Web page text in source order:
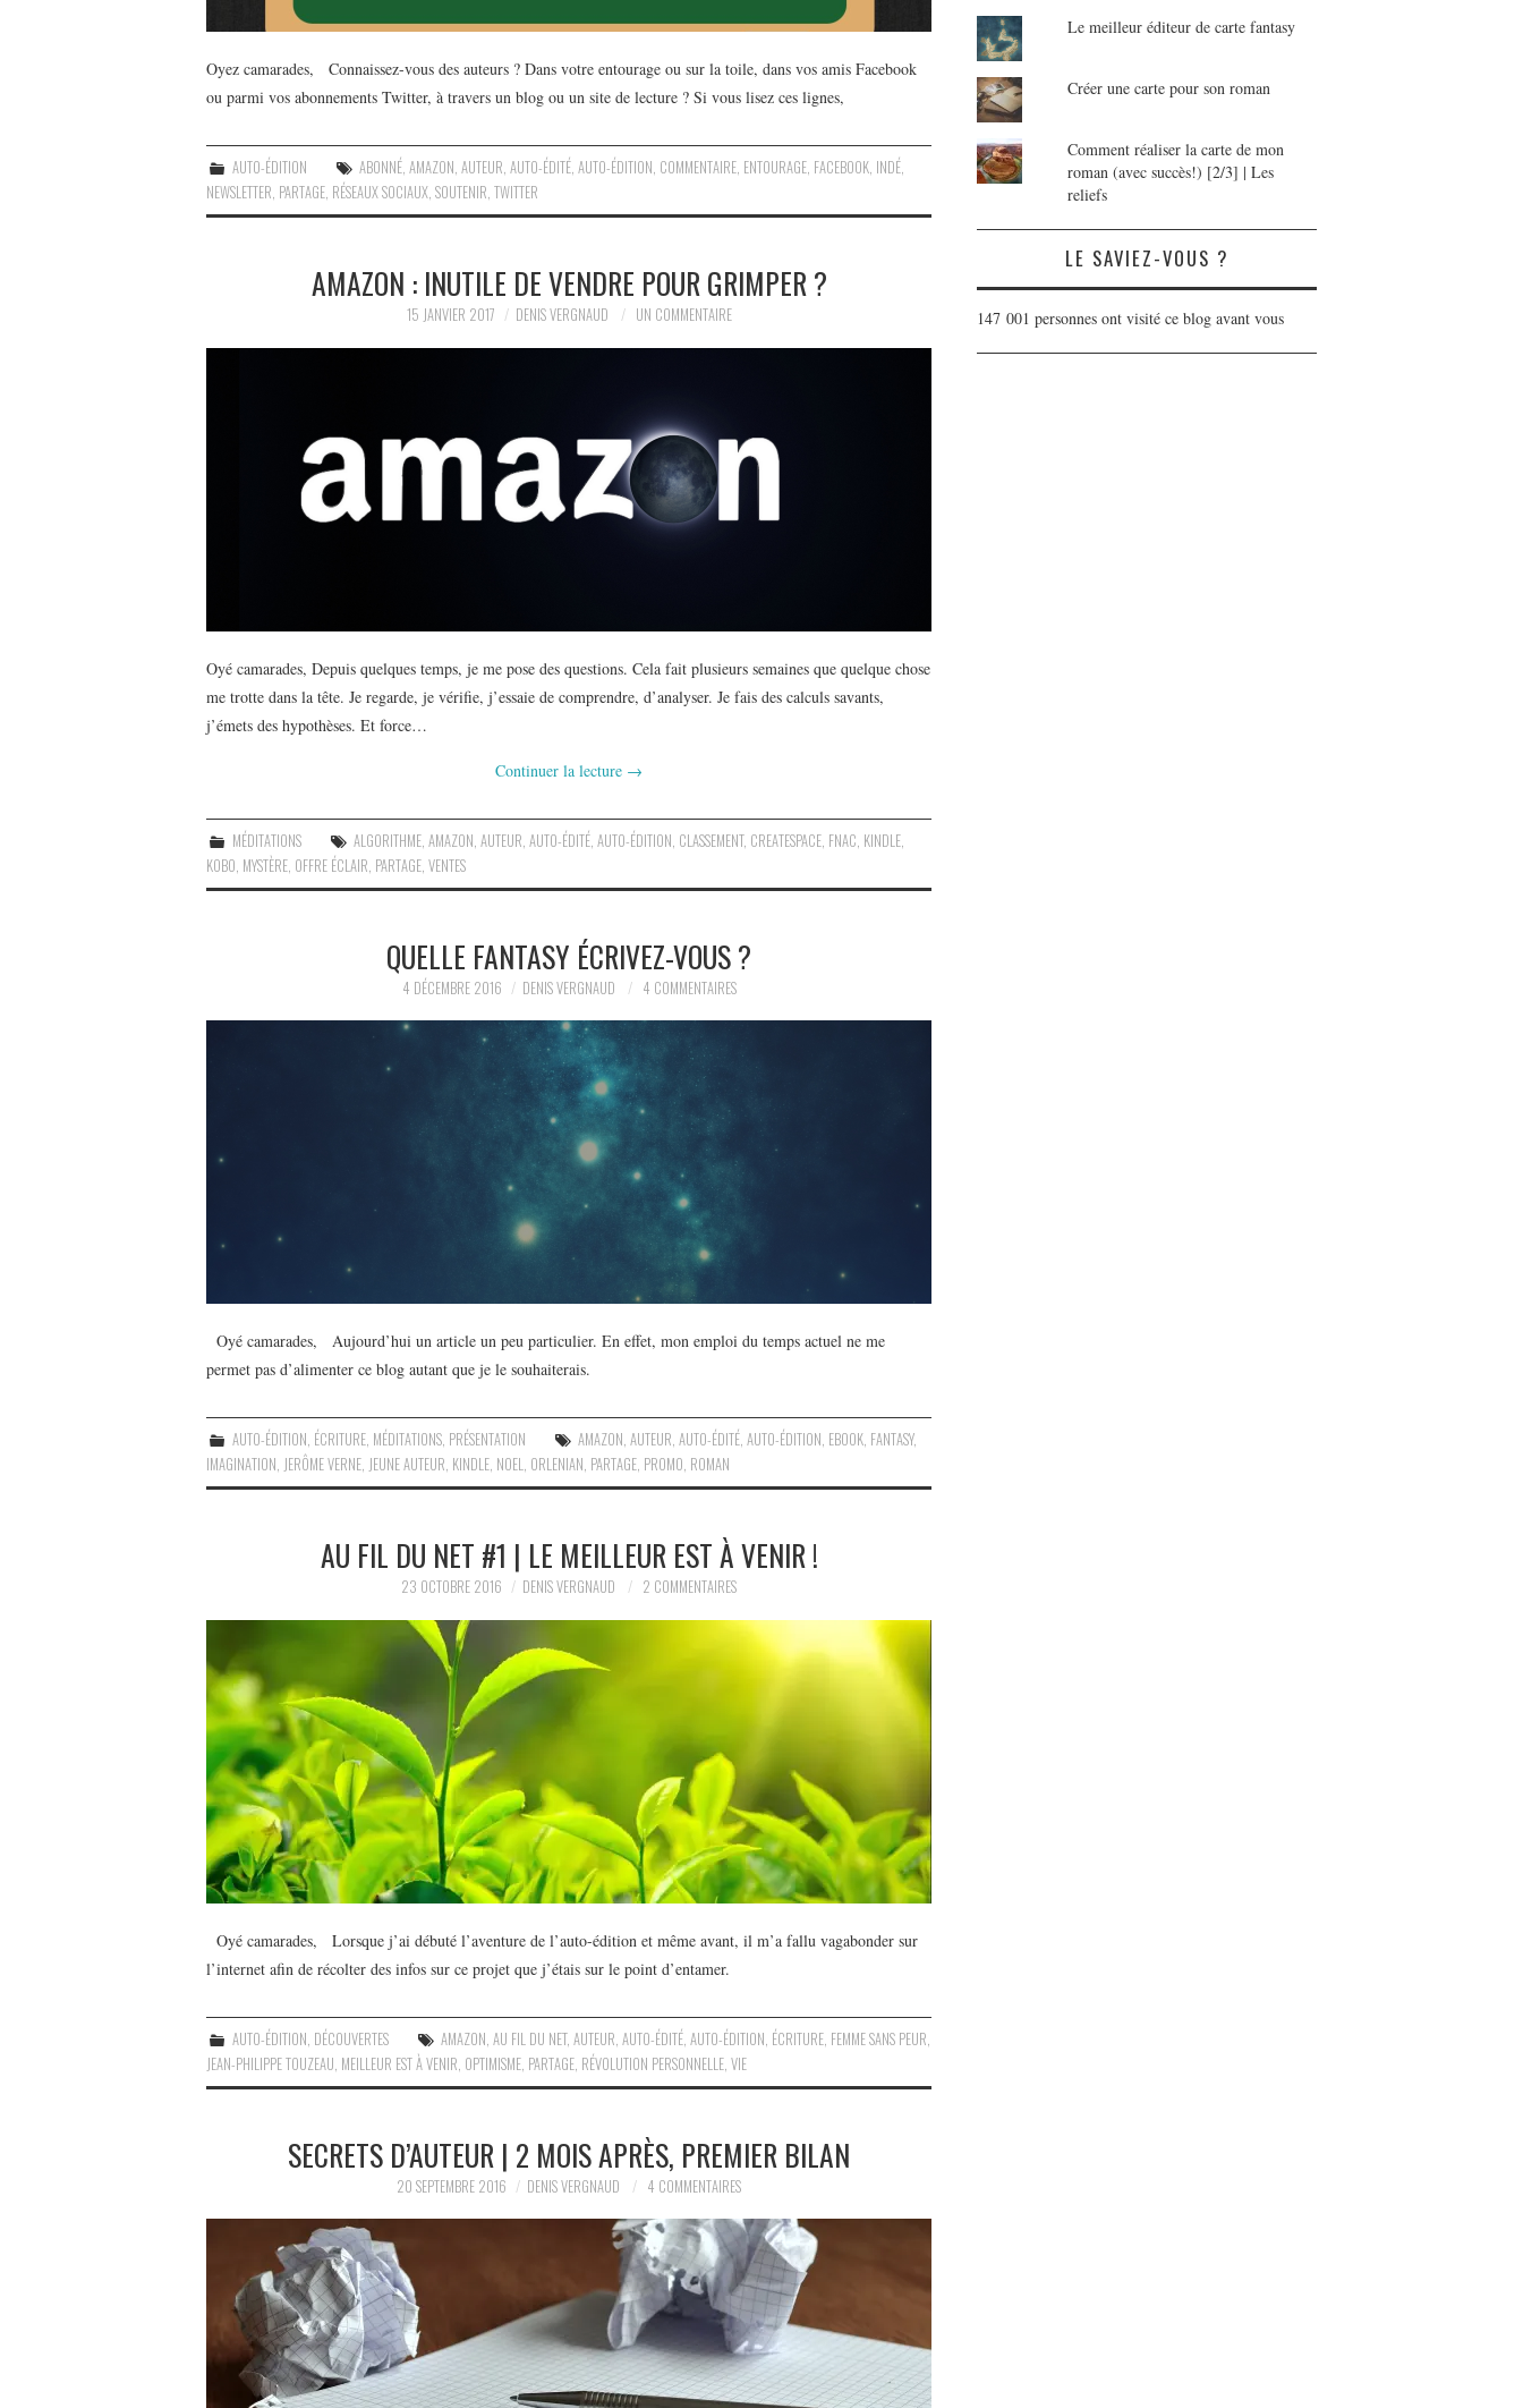
Oyez camarades, Connaissez-vous des auteurs ? Dans votre entourage ou sur la toile, dans vos amis Facebook
ou parmi vos abonnements Twitter, à travers un blog ou un site de lecture ? Si vous lisez ces lignes,
AUTO-ÉDITION ABONNÉ,AMAZON,AUTEUR,AUTO-ÉDITÉ,AUTO-ÉDITION, COMMENTAIRE, ENTOURAGE, FACEBOOK, INDÉ,
NEWSLETTER, PARTAGE, RÉSEAUX SOCIAUX, SOUTENIR, TWITTER
AMAZON : INUTILE DE VENDRE POUR GRIMPER ?
15 JANVIER 2017 DENIS VERGNAUD UN COMMENTAIRE
Oyé camarades, Depuis quelques temps, je me pose des questions. Cela fait plusieurs semaines que quelque chose
me trotte dans la tête. Je regarde, je vérifie, j’essaie de comprendre, d’analyser. Je fais des calculs savants,
j’émets des hypothèses. Et force…
Continuer la lecture →
MÉDITATIONS ALGORITHME ,AMAZON ,AUTEUR ,AUTO-ÉDITÉ ,AUTO-ÉDITION CLASSEMENT, CREATESPACE FNAC KINDLE
KOBO MYSTÈRE OFFRE ÉCLAIR PARTAGE VENTES
QUELLE FANTASY ÉCRIVEZ-VOUS ?
4 DÉCEMBRE 2016 DENIS VERGNAUD 4 COMMENTAIRES
Oyé camarades, Aujourd’hui un article un peu particulier. En effet, mon emploi du temps actuel ne me
permet pas d’alimenter ce blog autant que je le souhaiterais.
AUTO-ÉDITION, ÉCRITURE, MÉDITATIONS, PRÉSENTATION AMAZON,AUTEUR,AUTO-ÉDITÉ,AUTO-ÉDITION, EBOOK, FANTASY,
IMAGINATION, JERÔME VERNE, JEUNE AUTEUR, KINDLE, NOEL, ORLENIAN, PARTAGE, PROMO, ROMAN
AU FIL DU NET #1 | LE MEILLEUR EST À VENIR !
23 OCTOBRE 2016 DENIS VERGNAUD 2 COMMENTAIRES
Oyé camarades, Lorsque j’ai débuté l’aventure de l’auto-édition et même avant, il m’a fallu vagabonder sur
l’internet afin de récolter des infos sur ce projet que j’étais sur le point d’entamer.
AUTO-ÉDITION DÉCOUVERTES AMAZON ,AU FIL DU NET,AUTEUR ,AUTO-ÉDITÉ ,AUTO-ÉDITION ÉCRITURE FEMME SANS PEUR
JEAN-PHILIPPE TOUZEAU MEILLEUR EST À VENIR OPTIMISME PARTAGE RÉVOLUTION PERSONNELLE VIE
SECRETS D’AUTEUR | 2 MOIS APRÈS, PREMIER BILAN
20 SEPTEMBRE 2016 DENIS VERGNAUD 4 COMMENTAIRES
Le meilleur éditeur de carte fantasy
Créer une carte pour son roman
Comment réaliser la carte de mon
roman (avec succès!) [2/3] | Les
reliefs
LE SAVIEZ-VOUS ?
147 001 personnes ont visité ce blog avant vous